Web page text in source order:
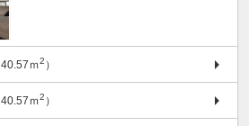
ｍ2 ）
ｍ2 ）